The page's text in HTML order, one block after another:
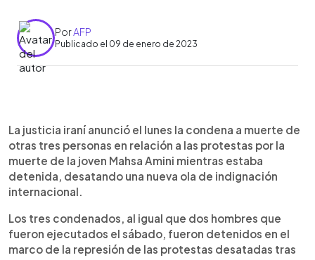
PorAFP
Publicado el 09 de enero de 2023
► Escuchar artículo
La justicia iraní anunció el lunes la condena a muerte de
otras tres personas en relación a las protestas por la
muerte de la joven Mahsa Amini mientras estaba
detenida, desatando una nueva ola de indignación
internacional.
Los tres condenados, al igual que dos hombres que
fueron ejecutados el sábado, fueron detenidos en el
marco de la represión de las protestas desatadas tras